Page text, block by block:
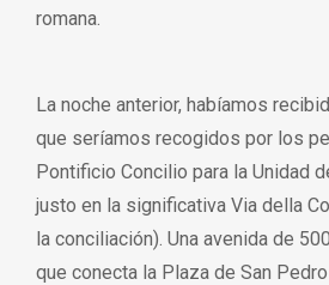
romana.
La noche anterior, habíamos
que seríamos recogidos por los
Pontificio Concilio para la Unidad
justo en la significativa Via della
la conciliación). Una avenida de
que conecta la Plaza de San